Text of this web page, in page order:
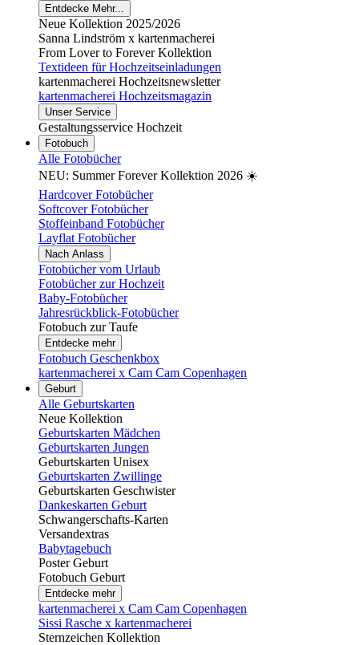
Entdecke Mehr...
Neue Kollektion 2025/2026
Sanna Lindström x kartenmacherei
From Lover to Forever Kollektion
Textideen für Hochzeitseinladungen
kartenmacherei Hochzeitsnewsletter
kartenmacherei Hochzeitsmagazin
Unser Service
Gestaltungsservice Hochzeit
Fotobuch
Alle Fotobücher
NEU: Summer Forever Kollektion 2026 ☀️
Hardcover Fotobücher
Softcover Fotobücher
Stoffeinband Fotobücher
Layflat Fotobücher
Nach Anlass
Fotobücher vom Urlaub
Fotobücher zur Hochzeit
Baby-Fotobücher
Jahresrückblick-Fotobücher
Fotobuch zur Taufe
Entdecke mehr
Fotobuch Geschenkbox
kartenmacherei x Cam Cam Copenhagen
Geburt
Alle Geburtskarten
Neue Kollektion
Geburtskarten Mädchen
Geburtskarten Jungen
Geburtskarten Unisex
Geburtskarten Zwillinge
Geburtskarten Geschwister
Dankeskarten Geburt
Schwangerschafts-Karten
Versandextras
Babytagebuch
Poster Geburt
Fotobuch Geburt
Entdecke mehr
kartenmacherei x Cam Cam Copenhagen
Sissi Rasche x kartenmacherei
Sternzeichen Kollektion